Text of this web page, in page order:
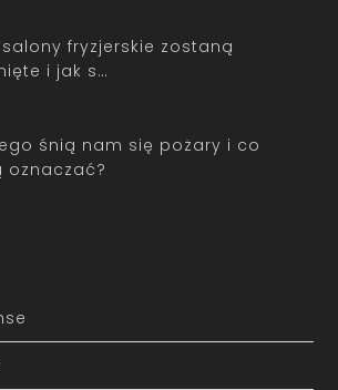
salony fryzjerskie zostaną
i jak s…
śnią nam się pożary i co
oznaczać?